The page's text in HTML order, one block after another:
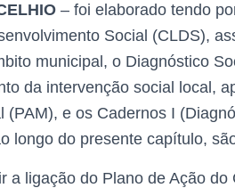
– foi elaborado tendo
Social (CLDS),
municipal, o Diagnóstico
da intervenção social local,
e os Cadernos I
longo do presente capítulo,
a ligação do Plano de Ação